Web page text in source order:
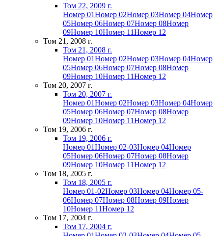
Том 22, 2009 г.
Номер 01Номер 02Номер 03Номер 04Номер
05Номер 06Номер 07Номер 08Номер
09Номер 10Номер 11Номер 12
Том 21, 2008 г.
Том 21, 2008 г.
Номер 01Номер 02Номер 03Номер 04Номер
05Номер 06Номер 07Номер 08Номер
09Номер 10Номер 11Номер 12
Том 20, 2007 г.
Том 20, 2007 г.
Номер 01Номер 02Номер 03Номер 04Номер
05Номер 06Номер 07Номер 08Номер
09Номер 10Номер 11Номер 12
Том 19, 2006 г.
Том 19, 2006 г.
Номер 01Номер 02-03Номер 04Номер
05Номер 06Номер 07Номер 08Номер
09Номер 10Номер 11Номер 12
Том 18, 2005 г.
Том 18, 2005 г.
Номер 01-02Номер 03Номер 04Номер 05-
06Номер 07Номер 08Номер 09Номер
10Номер 11Номер 12
Том 17, 2004 г.
Том 17, 2004 г.